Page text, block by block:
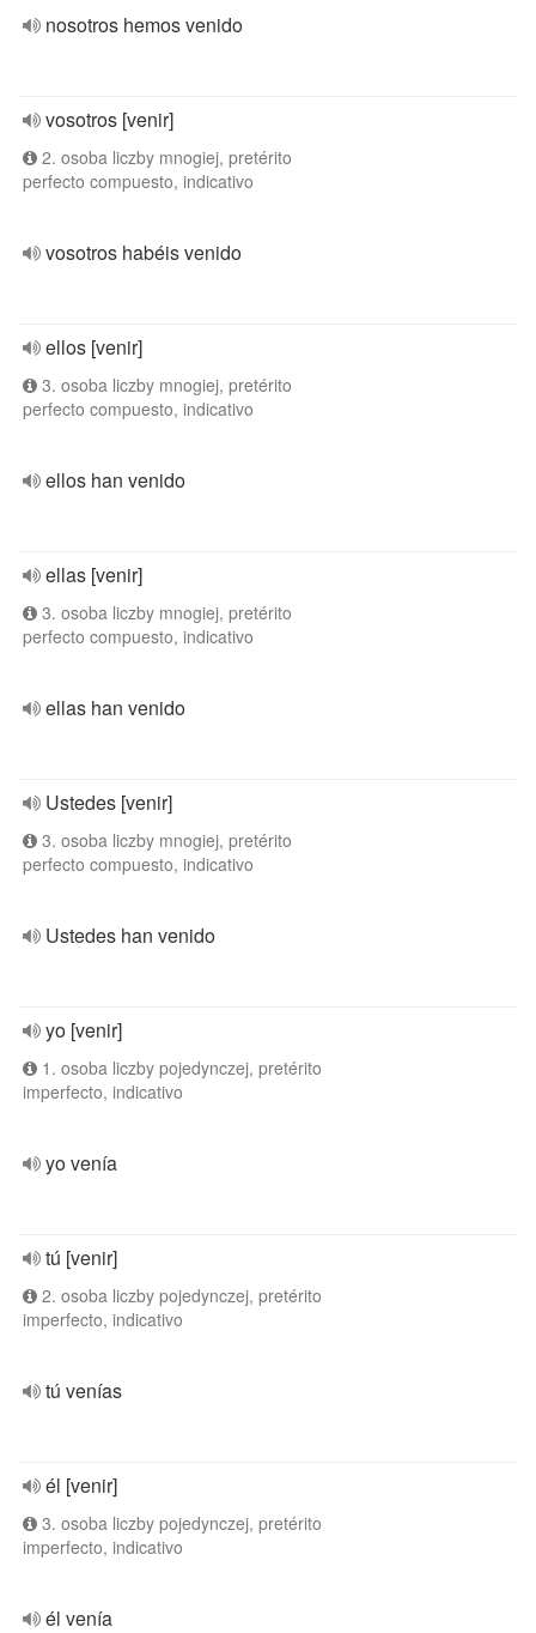
nosotros hemos venido
vosotros [venir]
2. osoba liczby mnogiej, pretérito
perfecto compuesto, indicativo
vosotros habéis venido
ellos [venir]
3. osoba liczby mnogiej, pretérito
perfecto compuesto, indicativo
ellos han venido
ellas [venir]
3. osoba liczby mnogiej, pretérito
perfecto compuesto, indicativo
ellas han venido
Ustedes [venir]
3. osoba liczby mnogiej, pretérito
perfecto compuesto, indicativo
Ustedes han venido
yo [venir]
1. osoba liczby pojedynczej, pretérito
imperfecto, indicativo
yo venía
tú [venir]
2. osoba liczby pojedynczej, pretérito
imperfecto, indicativo
tú venías
él [venir]
3. osoba liczby pojedynczej, pretérito
imperfecto, indicativo
él venía